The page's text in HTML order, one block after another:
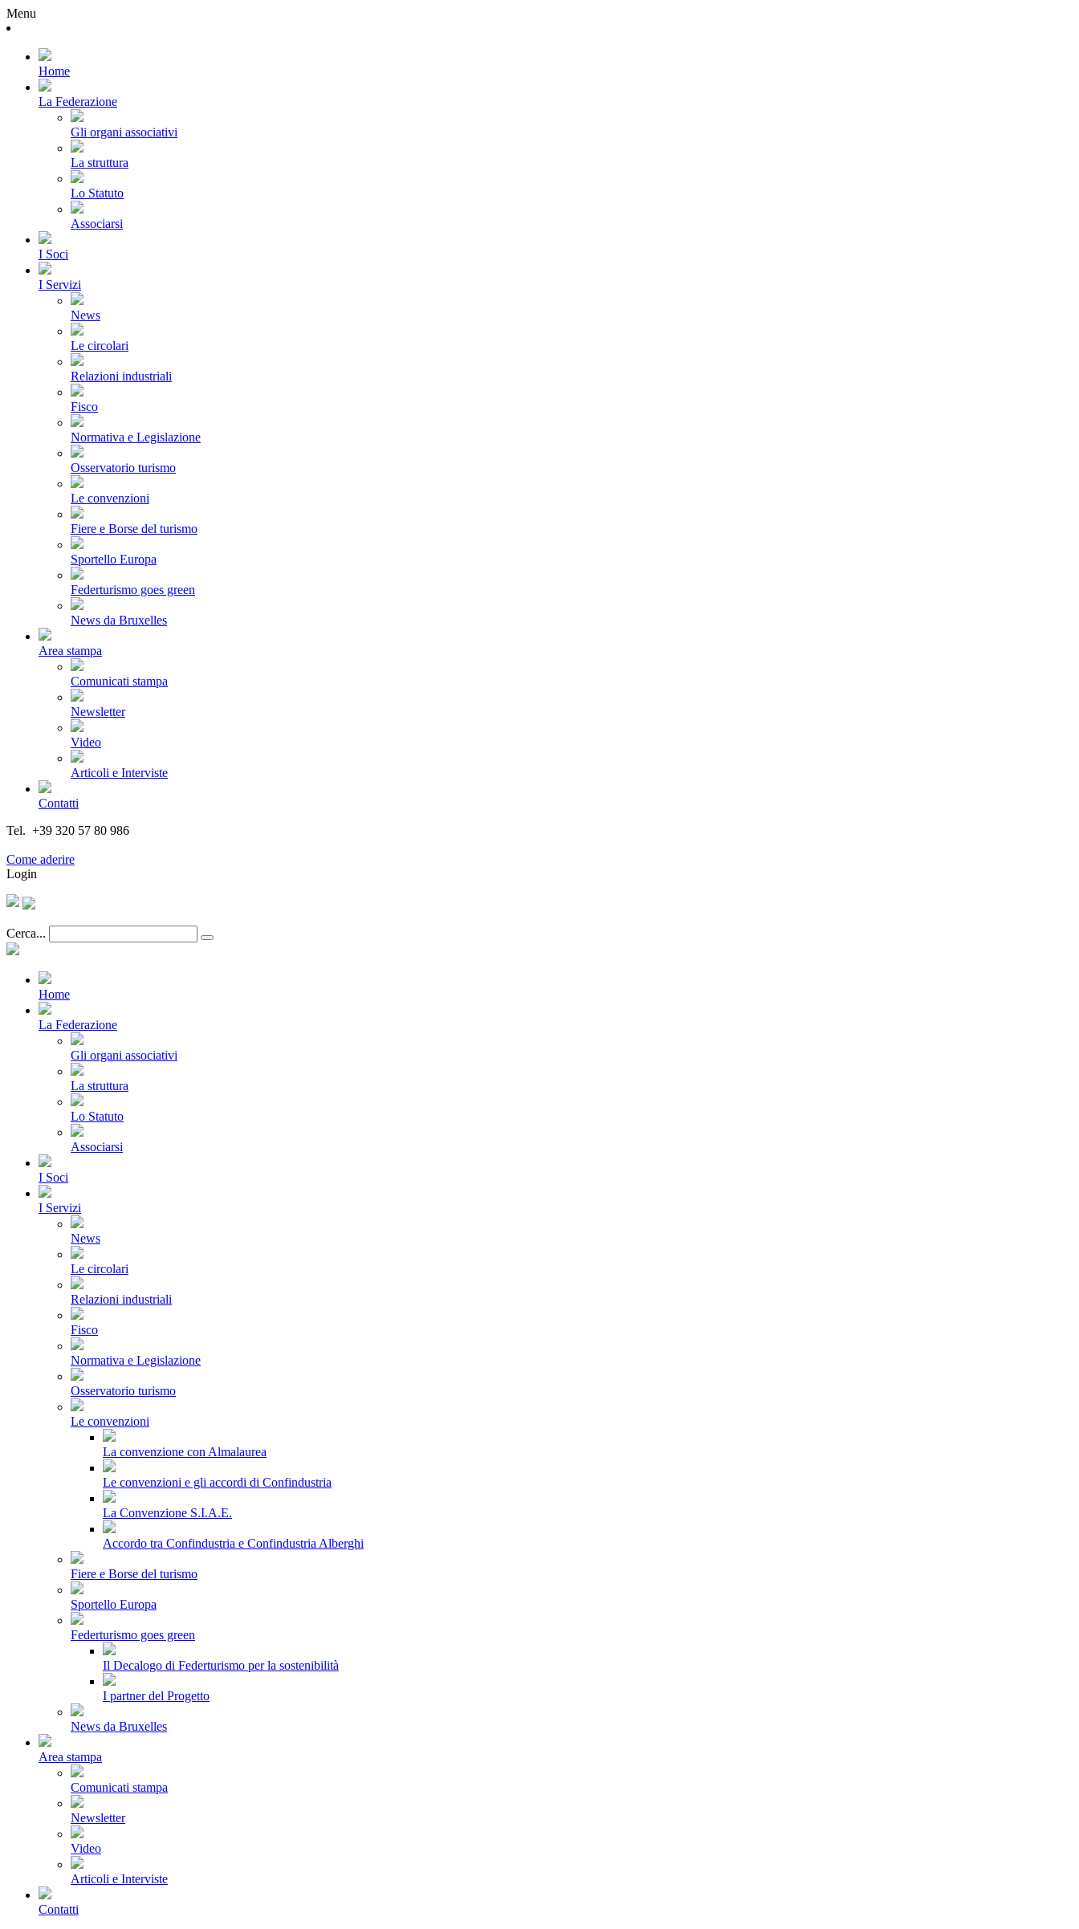
Menu
Home
La Federazione
Gli organi associativi
La struttura
Lo Statuto
Associarsi
I Soci
I Servizi
News
Le circolari
Relazioni industriali
Fisco
Normativa e Legislazione
Osservatorio turismo
Le convenzioni
Fiere e Borse del turismo
Sportello Europa
Federturismo goes green
News da Bruxelles
Area stampa
Comunicati stampa
Newsletter
Video
Articoli e Interviste
Contatti
Tel. +39 320 57 80 986
Come aderire
Login
Cerca...
Home
La Federazione
Gli organi associativi
La struttura
Lo Statuto
Associarsi
I Soci
I Servizi
News
Le circolari
Relazioni industriali
Fisco
Normativa e Legislazione
Osservatorio turismo
Le convenzioni
La convenzione con Almalaurea
Le convenzioni e gli accordi di Confindustria
La Convenzione S.I.A.E.
Accordo tra Confindustria e Confindustria Alberghi
Fiere e Borse del turismo
Sportello Europa
Federturismo goes green
Il Decalogo di Federturismo per la sostenibilità
I partner del Progetto
News da Bruxelles
Area stampa
Comunicati stampa
Newsletter
Video
Articoli e Interviste
Contatti